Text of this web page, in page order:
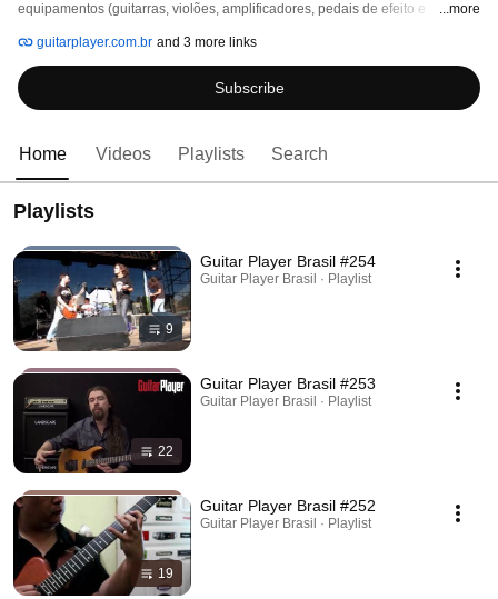
equipamentos (guitarras, violões, amplificadores, pedais de efeito e
tipo de informação voltada ao músico que vive e respira guitarra .
...more
guitarplayer.com.br and 3 more links
Subscribe
Home Videos Playlists Search
Playlists
9
Guitar Player Brasil #254
Guitar Player Brasil · Playlist
22
Guitar Player Brasil #253
Guitar Player Brasil · Playlist
19
Guitar Player Brasil #252
Guitar Player Brasil · Playlist